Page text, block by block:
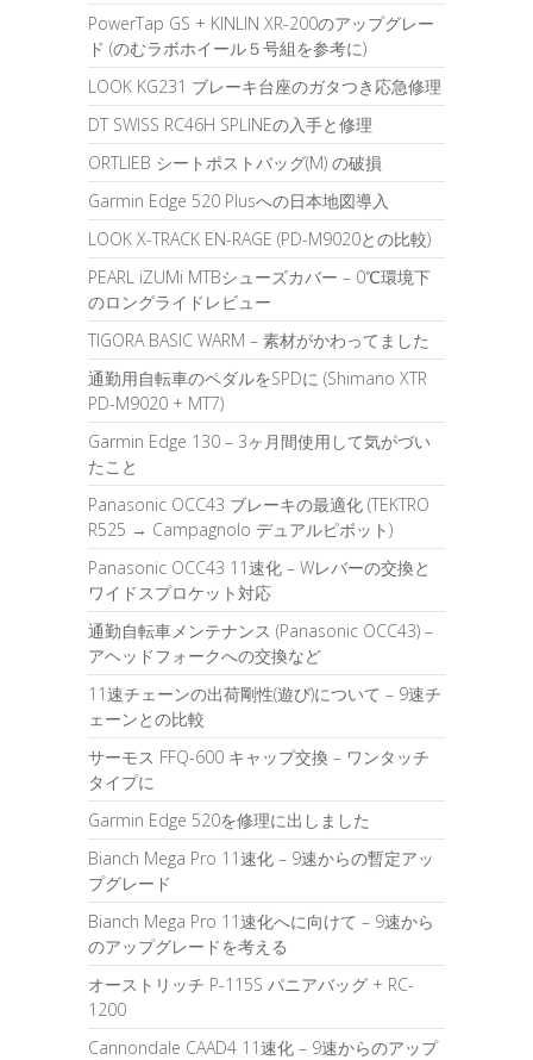
PowerTap GS + KINLIN XR-200のアップグレー
ド (のむラボホイール５号組を参考に)
LOOK KG231 ブレーキ台座のガタつき応急修理
DT SWISS RC46H SPLINEの入手と修理
ORTLIEB シートポストバッグ(M) の破損
Garmin Edge 520 Plusへの日本地図導入
LOOK X-TRACK EN-RAGE (PD-M9020との比較)
PEARL iZUMi MTBシューズカバー – 0℃環境下
のロングライドレビュー
TIGORA BASIC WARM – 素材がかわってました
通勤用自転車のペダルをSPDに (Shimano XTR
PD-M9020 + MT7)
Garmin Edge 130 – 3ヶ月間使用して気がづい
たこと
Panasonic OCC43 ブレーキの最適化 (TEKTRO
R525 → Campagnolo デュアルピボット)
Panasonic OCC43 11速化 – Wレバーの交換と
ワイドスプロケット対応
通勤自転車メンテナンス (Panasonic OCC43) –
アヘッドフォークへの交換など
11速チェーンの出荷剛性(遊び)について – 9速チ
ェーンとの比較
サーモス FFQ-600 キャップ交換 – ワンタッチ
タイプに
Garmin Edge 520を修理に出しました
Bianch Mega Pro 11速化 – 9速からの暫定アッ
プグレード
Bianch Mega Pro 11速化へに向けて – 9速から
のアップグレードを考える
オーストリッチ P-115S パニアバッグ + RC-
1200
Cannondale CAAD4 11速化 – 9速からのアップ